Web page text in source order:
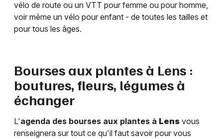
vélo de route ou un VTT pour femme ou pour homme,
voir même un vélo pour enfant - de toutes les tailles et
pour tous les âges.
Bourses aux plantes à Lens :
boutures, fleurs, légumes à
échanger
L'agenda des bourses aux plantes à Lens vous
renseignera sur tout ce qu'il faut savoir pour vous